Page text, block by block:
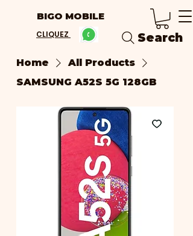
BIGO MOBILE
CLIQUEZ Search
Home
All Products
SAMSUNG A52S 5G 128GB